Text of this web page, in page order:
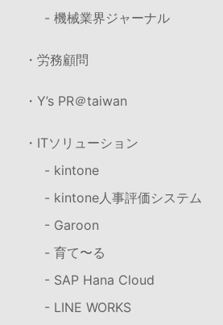
- 機械業界ジャーナル
・労務顧問
・Y’s PR＠taiwan
・ITソリューション
- kintone
- kintone人事評価システム
- Garoon
- 育て〜る
- SAP Hana Cloud
- LINE WORKS